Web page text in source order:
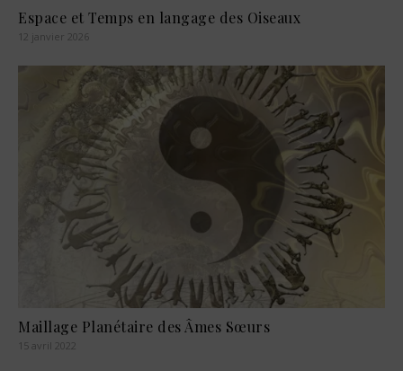
Espace et Temps en langage des Oiseaux
12 janvier 2026
Maillage Planétaire des Âmes Sœurs
15 avril 2022